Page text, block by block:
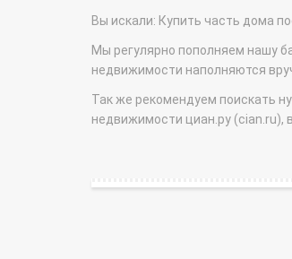
Вы искали: Купить часть дома
Мы регулярно пополняем нашу
недвижимости наполняются
Так же рекомендуем поискать
недвижимости циан.ру (cian.ru),